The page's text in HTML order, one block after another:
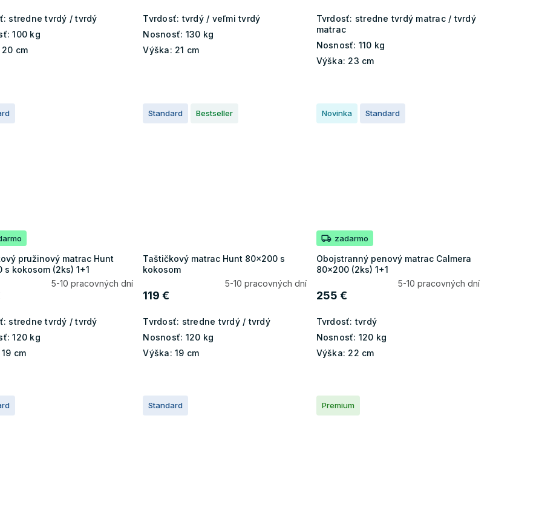
stredne tvrdý / tvrdý
100 kg
20 cm
Tvrdosť: tvrdý / veľmi tvrdý
Nosnosť: 130 kg
Výška: 21 cm
Tvrdosť: stredne tvrdý matrac / tvrdý
matrac
Nosnosť: 110 kg
Výška: 23 cm
pružinový matrac Hunt
s kokosom (2ks) 1+1
5-10 pracovných dní
stredne tvrdý / tvrdý
120 kg
19 cm
Standard Bestseller
Taštičkový matrac Hunt 80x200 s
kokosom
5-10 pracovných dní
119 €
Tvrdosť: stredne tvrdý / tvrdý
Nosnosť: 120 kg
Výška: 19 cm
Novinka Standard
zadarmo
Obojstranný penový matrac Calmera
80x200 (2ks) 1+1
5-10 pracovných dní
255 €
Tvrdosť: tvrdý
Nosnosť: 120 kg
Výška: 22 cm
Standard Premium